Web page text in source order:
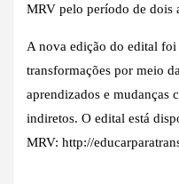
MRV pelo período de dois
A nova edição do edital
transformações por meio
aprendizados e mudanças
indiretos. O edital está
MRV: http://